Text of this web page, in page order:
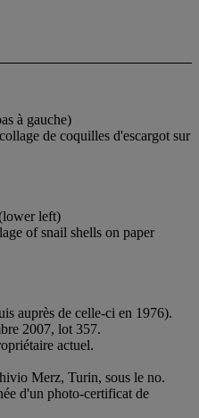
à gauche)
de coquilles d'escargot sur
left)
of snail shells on paper
auprès de celle-ci en 1976).
2007, lot 357.
actuel.
Merz, Turin, sous le no.
d'un photo-certificat de